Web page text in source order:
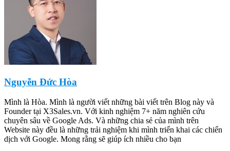
Nguyễn Đức Hòa
Mình là Hòa. Mình là người viết những bài viết trên Blog này và
Founder tại X3Sales.vn. Với kinh nghiệm 7+ năm nghiên cứu
chuyên sâu về Google Ads. Và những chia sẻ của mình trên
Website này đều là những trải nghiệm khi mình triển khai các chiến
dịch với Google. Mong rằng sẽ giúp ích nhiều cho bạn